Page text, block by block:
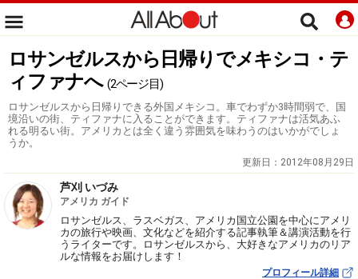
ロサンゼルスから日帰りでメキシコ・テ
ィファナへ (2ページ目)
ロサンゼルスから日帰りできる外国メキシコ。車でわずか3時間弱で、国
境沿いの街、ティファナに入ることができます。ティファナは活気あふ
れる明るい街。アメリカとは全く違う雰囲気を味わうのはいかがでしょ
うか。
更新日： 2012年08月29日
芦刈 いづみ
アメリカ ガイド
ロサンゼルス、ラスベガス、アメリカ国立公園を中心にアメリ
カの旅行や映画、文化などを紹介する記事執筆＆講演活動を行
うライターです。ロサンゼルスから、大好きなアメリカのリア
ルな情報をお届けします！
プロフィール詳細